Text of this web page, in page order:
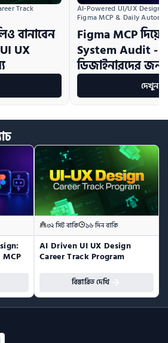
Track
বানাবেন
UX
AI-Powered UI/UX Design:
Figma MCP & Daily
Figma MCP
System Audit -
ডিজাইনারদের জন্য
দেখুন
৩২ সিট বাকি ১৬ দিন বাকি
AI Driven UI UX Design
Career Track Program
বিস্তারিত দেখি